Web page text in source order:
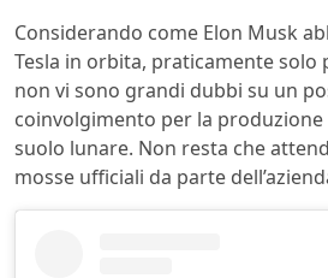
Considerando come Elon Musk
Tesla in orbita, praticamente solo
non vi sono grandi dubbi su un
coinvolgimento per la produzione
suolo lunare. Non resta che
mosse ufficiali da parte